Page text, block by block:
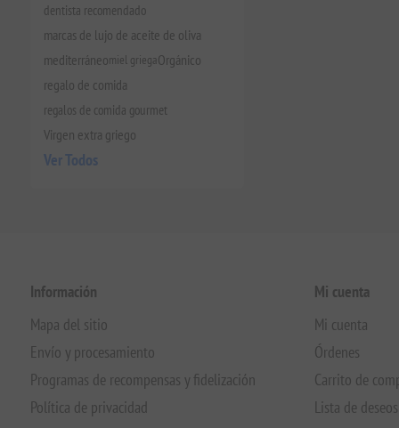
dentista recomendado
marcas de lujo de aceite de oliva
mediterráneomiel griegaOrgánico
regalo de comida
regalos de comida gourmet
Virgen extra griego
Ver Todos
Información
Mapa del sitio
Envío y procesamiento
Programas de recompensas y fidelización
Política de privacidad
Mi cuenta
Mi cuenta
Órdenes
Carrito de
Lista de deseos